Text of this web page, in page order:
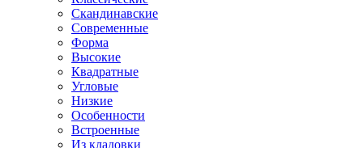
Скандинавские
Современные
Форма
Высокие
Квадратные
Угловые
Низкие
Особенности
Встроенные
Из кладовки